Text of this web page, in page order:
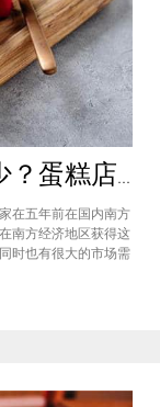
面包新语加盟费用需要多少？蛋糕店加盟费用太高了吗？
在五年前在国内南方
南方经济地区获得这
时也有很大的市场需
，这对于很多国内